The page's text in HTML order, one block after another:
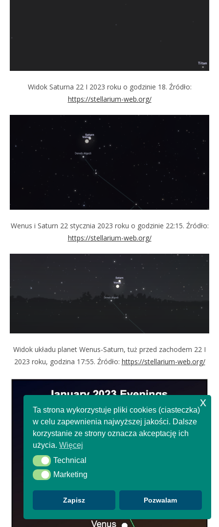
Widok Saturna 22 I 2023 roku o godzinie 18. Źródło:
https://stellarium-web.org/
Wenus i Saturn 22 stycznia 2023 roku o godzinie 22:15. Źródło:
https://stellarium-web.org/
Widok układu planet Wenus-Saturn, tuż przed zachodem 22 I
2023 roku, godzina 17:55. Źródło: https://stellarium-web.org/
Ta strona wykorzystuje pliki cookies (ciasteczka)
w celu zapewnienia najwyższej jakości. Dalsze
korzystanie ze strony oznacza akceptację ich
użycia.Więcej
Technical
Technical
Marketing
Marketing
Zapisz Pozwalam
x